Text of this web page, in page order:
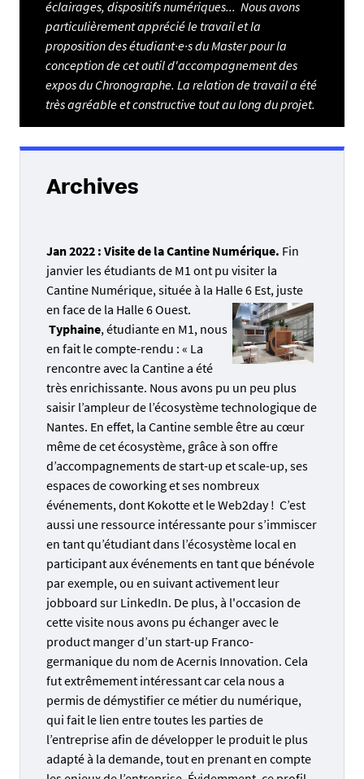
éclairages, dispositifs numériques... Nous avons
particulièrement apprécié le travail et la
proposition des étudiant·e·s du Master pour la
conception de cet outil d'accompagnement des
expos du Chronographe. La relation de travail a été
très agréable et constructive tout au long du projet.
Archives
Jan 2022 : Visite de la Cantine Numérique. Fin
janvier les étudiants de M1 ont pu visiter la
Cantine Numérique, située à la Halle 6 Est, juste
en face de la Halle 6 Ouest.
Typhaine, étudiante en M1, nous
en fait le compte-rendu : « La
rencontre avec la Cantine a été
très enrichissante. Nous avons pu un peu plus
saisir l’ampleur de l’écosystème technologique de
Nantes. En effet, la Cantine semble être au cœur
même de cet écosystème, grâce à son offre
d’accompagnements de start-up et scale-up, ses
espaces de coworking et ses nombreux
événements, dont Kokotte et le Web2day ! C’est
aussi une ressource intéressante pour s’immiscer
en tant qu’étudiant dans l’écosystème local en
participant aux événements en tant que bénévole
par exemple, ou en suivant activement leur
jobboard sur LinkedIn. De plus, à l'occasion de
cette visite nous avons pu échanger avec le
product manger d’un start-up Franco-
germanique du nom de Acernis Innovation. Cela
fut extrêmement intéressant car cela nous a
permis de démystifier ce métier du numérique,
qui fait le lien entre toutes les parties de
l’entreprise afin de développer le produit le plus
adapté à la demande, tout en prenant en compte